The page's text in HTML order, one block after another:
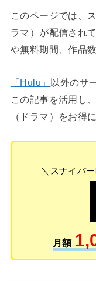
このページでは、
ラマ）が配信され
や無料期間、作品
「Hulu」 以外のサ
この記事を活用し
（ドラマ）をお得
＼スナイパ
月額